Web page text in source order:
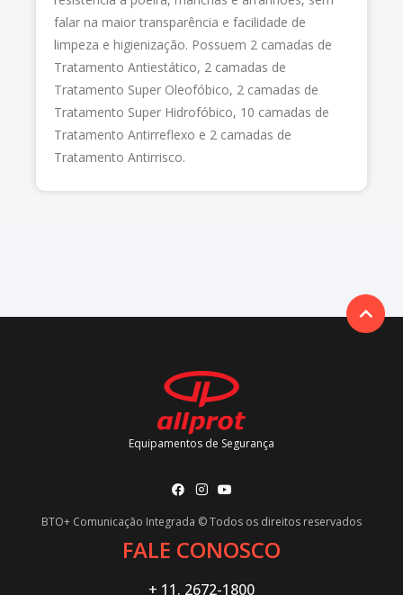
falar na maior transparência e facilidade de
limpeza e higienização. Possuem 2 camadas de
Tratamento Antiestático, 2 camadas de
Tratamento Super Oleofóbico, 2 camadas de
Tratamento Super Hidrofóbico, 10 camadas de
Tratamento Antirreflexo e 2 camadas de
Tratamento Antirrisco.
Equipamentos de Segurança
BTO+ Comunicação Integrada © Todos os direitos reservados
FALE CONOSCO
+ 11. 2672-1800